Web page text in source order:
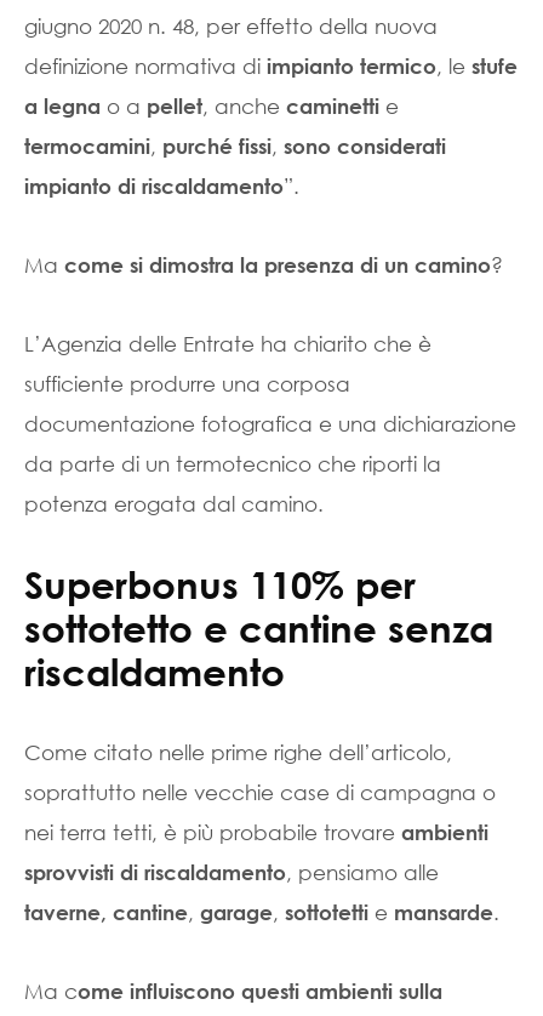
giugno 2020 n. 48, per effetto della nuova
definizione normativa di impianto termico, le stufe
a legna o a pellet, anche caminetti e
termocamini, purché fissi, sono considerati
impianto di riscaldamento”.
Ma come si dimostra la presenza di un camino?
L’Agenzia delle Entrate ha chiarito che è
sufficiente produrre una corposa
documentazione fotografica e una dichiarazione
da parte di un termotecnico che riporti la
potenza erogata dal camino.
Superbonus 110% per
sottotetto e cantine senza
riscaldamento
Come citato nelle prime righe dell’articolo,
soprattutto nelle vecchie case di campagna o
nei terra tetti, è più probabile trovare ambienti
sprovvisti di riscaldamento, pensiamo alle
taverne, cantine, garage, sottotetti e mansarde.
Ma come influiscono questi ambienti sulla